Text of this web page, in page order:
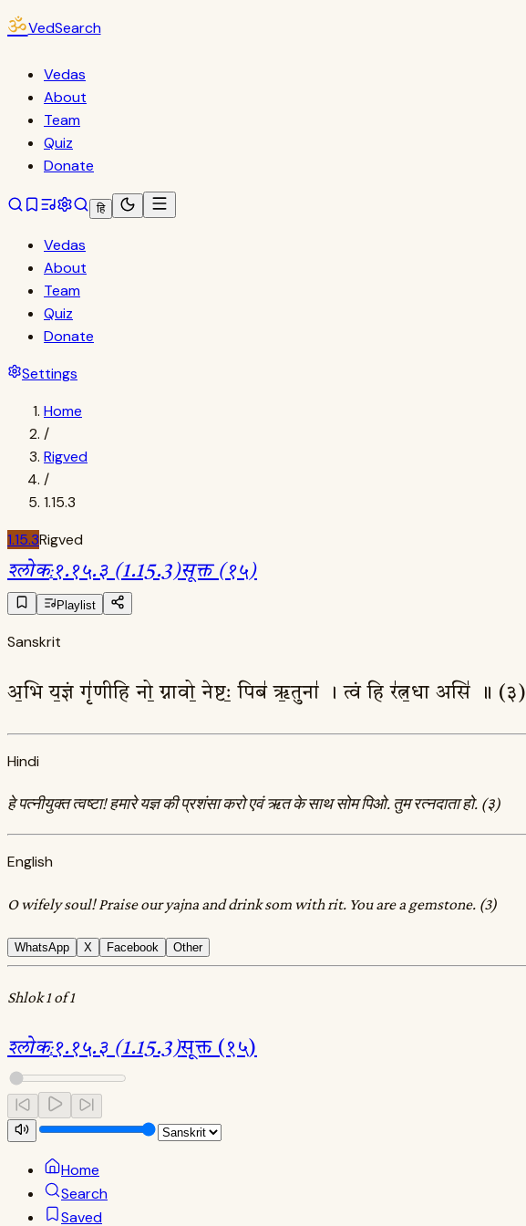
ॐVedSearch
Vedas
About
Team
Quiz
Donate
हि
Vedas
About
Team
Quiz
Donate
Settings
Home
/
Rigved
/
1.15.3
1.15.3Rigved
श्लोक:१.१५.३ (1.15.3)सूक्त (१५)
Playlist
Sanskrit
अ॒भि य॒ज्ञं गृ॑णीहि नो॒ ग्नावो॒ नेष्टः॒ पिब॑ ऋ॒तुना॑ । त्वं हि र॑त्न॒धा असि॑ ॥ (३)
Hindi
हे पत्नीयुक्त त्वष्टा! हमारे यज्ञ की प्रशंसा करो एवं ऋत के साथ सोम पिओ. तुम रत्नदाता हो. (३)
English
O wifely soul! Praise our yajna and drink som with rit. You are a gemstone. (3)
WhatsApp X Facebook Other
Shlok 1 of 1
श्लोक:१.१५.३ (1.15.3)सूक्त (१५)
Home
Search
Saved